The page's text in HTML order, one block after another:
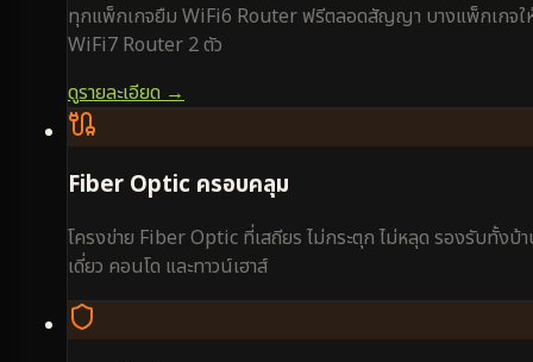
ทุกแพ็กเกจยืม WiFi6 Router ฟรีตลอดสัญญา บางแพ็กเกจใ
WiFi7 Router 2 ตัว
ดูรายละเอียด →
Fiber Optic ครอบคลุม
โครงข่าย Fiber Optic ที่เสถียร ไม่กระตุก ไม่หลุด รองรับทั้งบ้
เดี่ยว คอนโด และทาวน์เฮาส์